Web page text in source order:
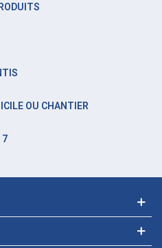
OU CHANTIER
7